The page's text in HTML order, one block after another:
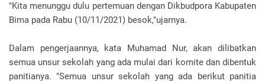
"Kita menunggu dulu pertemuan dengan Dikbudpora Kabupaten
Bima pada Rabu (10/11/2021) besok,"ujarnya.
Dalam pengerjaannya, kata Muhamad Nur, akan dilibatkan
semua unsur sekolah yang ada mulai dari komite dan dibentuk
panitianya. "Semua unsur sekolah yang ada berikut panitia